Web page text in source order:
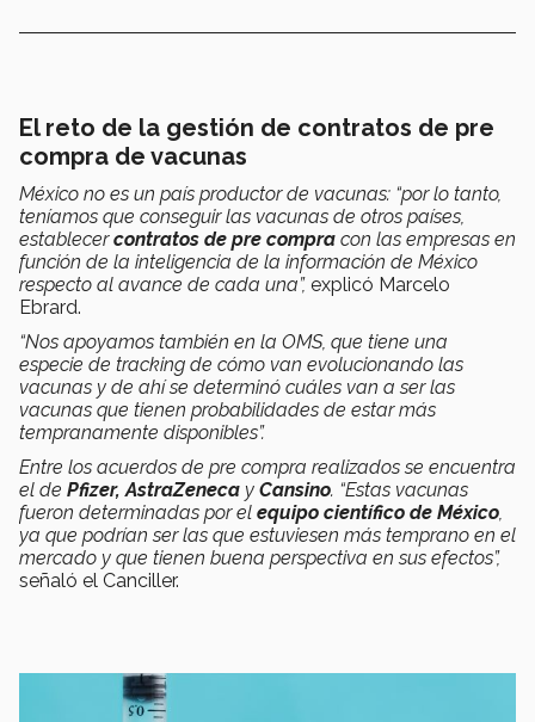
El reto de la gestión de contratos de pre
compra de vacunas
México no es un país productor de vacunas: “por lo tanto,
teníamos que conseguir las vacunas de otros países,
establecercontratos de pre compra con las empresas en
función de la inteligencia de la información de México
respecto al avance de cada una”, explicó Marcelo
Ebrard.
“Nos apoyamos también en la OMS, que tiene una
especie de tracking de cómo van evolucionando las
vacunas y de ahí se determinó cuáles van a ser las
vacunas que tienen probabilidades de estar más
tempranamente disponibles”.
Entre los acuerdos de pre compra realizados se encuentra
el de Pfizer, AstraZeneca y Cansino. “Estas vacunas
fueron determinadas por el equipo científico de México
ya que podrían ser las que estuviesen más temprano en el
mercado y que tienen buena perspectiva en sus efectos”,
señaló el Canciller.